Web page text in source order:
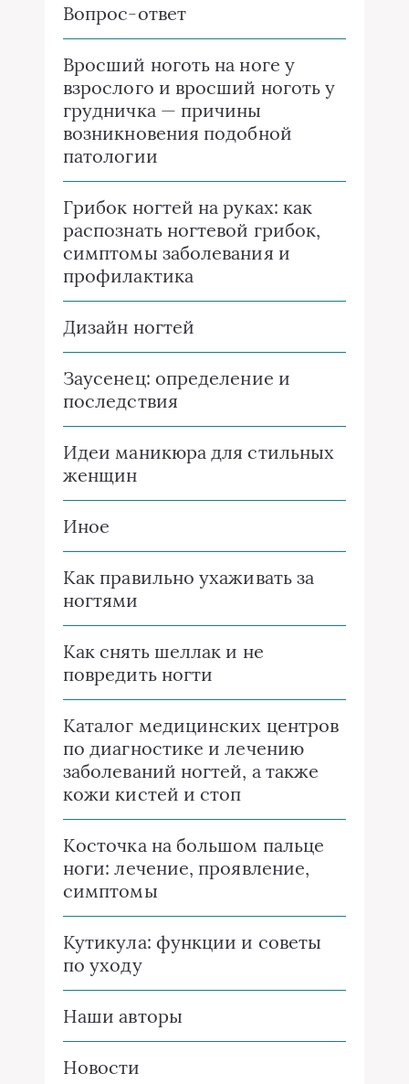
Вопрос-ответ
Вросший ноготь на ноге у
взрослого и вросший ноготь у
грудничка — причины
возникновения подобной
патологии
Грибок ногтей на руках: как
распознать ногтевой грибок,
симптомы заболевания и
профилактика
Дизайн ногтей
Заусенец: определение и
последствия
Идеи маникюра для стильных
женщин
Иное
Как правильно ухаживать за
ногтями
Как снять шеллак и не
повредить ногти
Каталог медицинских центров
по диагностике и лечению
заболеваний ногтей, а также
кожи кистей и стоп
Косточка на большом пальце
ноги: лечение, проявление,
симптомы
Кутикула: функции и советы
по уходу
Наши авторы
Новости